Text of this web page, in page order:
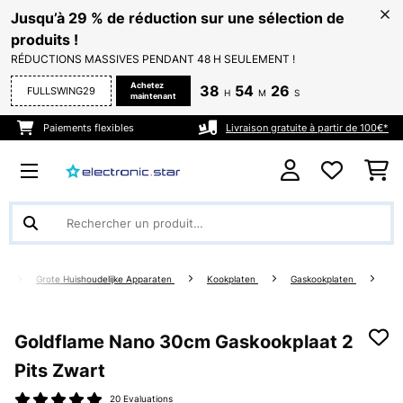
Jusqu’à 29 % de réduction sur une sélection de
produits !
RÉDUCTIONS MASSIVES PENDANT 48 H SEULEMENT !
FULLSWING29
Achetez
maintenant
38 H 54 M 26 S
Paiements flexibles Livraison gratuite à partir de 100€*
Grote Huishoudelijke Apparaten Kookplaten Gaskookplaten
Goldflame Nano 30cm Gaskookplaat 2
Pits Zwart
20 Evaluations